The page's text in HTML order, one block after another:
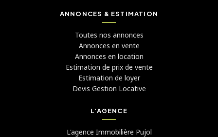
ANNONCES & ESTIMATION
Toutes nos annonces
Annonces en vente
Annonces en location
Estimation de prix de vente
Estimation de loyer
Devis Gestion Locative
L'AGENCE
L'agence Immobilière Pujol